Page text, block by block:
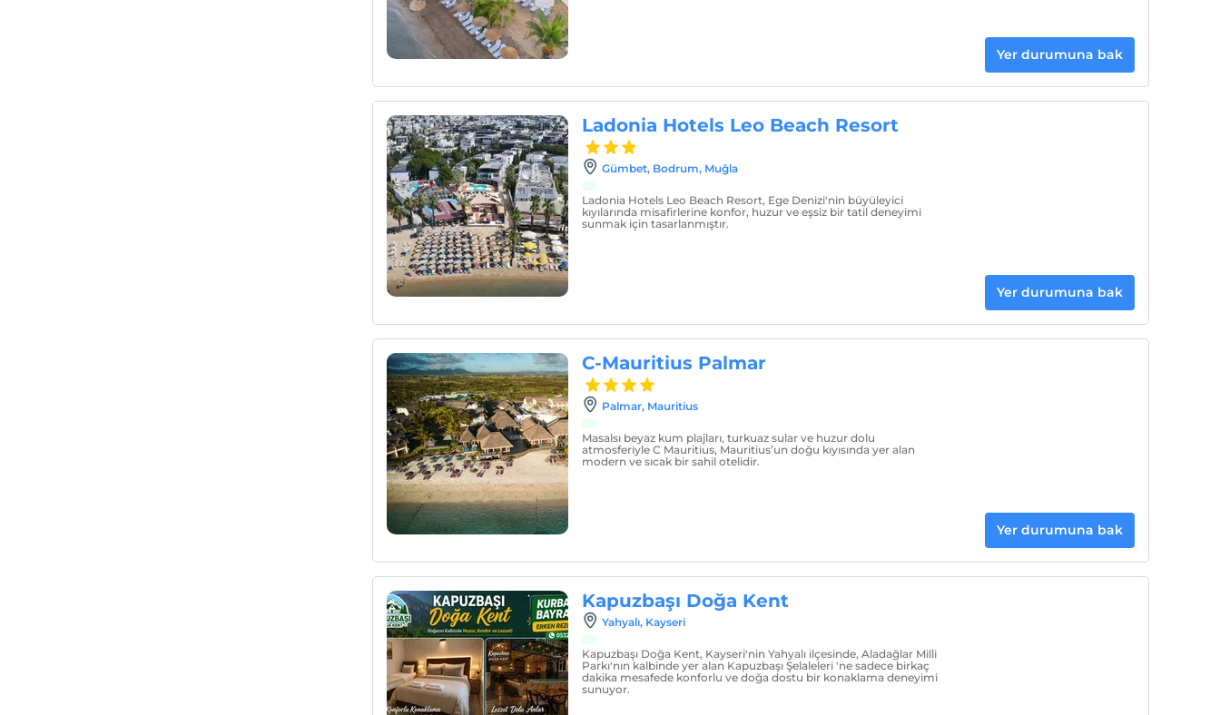
Yer durumuna bak
Ladonia Hotels Leo Beach Resort
Gümbet, Bodrum, Muğla
Ladonia Hotels Leo Beach Resort, Ege Denizi'nin büyüleyici
kıyılarında misafirlerine konfor, huzur ve eşsiz bir tatil deneyimi
sunmak için tasarlanmıştır.
Yer durumuna bak
C-Mauritius Palmar
Palmar, Mauritius
Masalsı beyaz kum plajları, turkuaz sular ve huzur dolu
atmosferiyle C Mauritius, Mauritius’un doğu kıyısında yer alan
modern ve sıcak bir sahil otelidir.
Yer durumuna bak
Kapuzbaşı Doğa Kent
Yahyalı, Kayseri
Kapuzbaşı Doğa Kent, Kayseri'nin Yahyalı ilçesinde, Aladağlar Milli
Parkı'nın kalbinde yer alan Kapuzbaşı Şelaleleri 'ne sadece birkaç
dakika mesafede konforlu ve doğa dostu bir konaklama deneyimi
sunuyor.